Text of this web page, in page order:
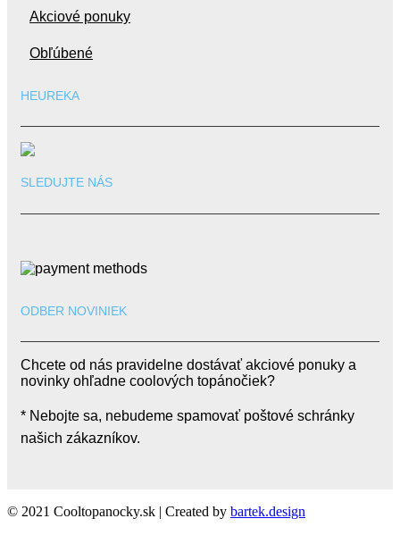
Akciové ponuky
Obľúbené
HEUREKA
SLEDUJTE NÁS
ODBER NOVINIEK
Chcete od nás pravidelne dostávať akciové ponuky a
novinky ohľadne coolových topánočiek?
* Nebojte sa, nebudeme spamovať poštové schránky
našich zákazníkov.
© 2021 Cooltopanocky.sk | Created by bartek.design